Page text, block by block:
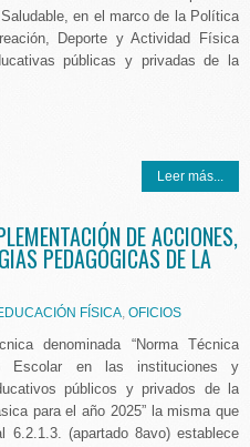
en el marco de la Política
Deporte y Actividad Física
públicas y privadas de la
Leer más...
DE ACCIONES,
PEDAGÓGICAS DE LA
FÍSICA, OFICIOS
denominada “Norma Técnica
Escolar en las instituciones y
públicos y privados de la
para el año 2025” la misma que
6.2.1.3. (apartado 8avo) establece